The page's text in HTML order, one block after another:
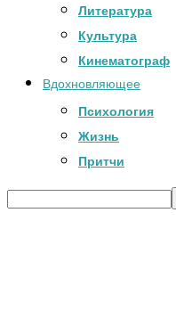
Литература
Культура
Кинематограф
Вдохновляющее
Психология
Жизнь
Притчи